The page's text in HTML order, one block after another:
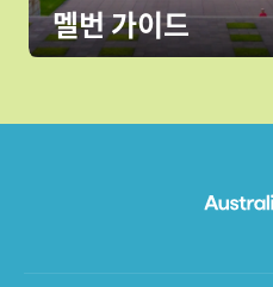
멜번 가이드